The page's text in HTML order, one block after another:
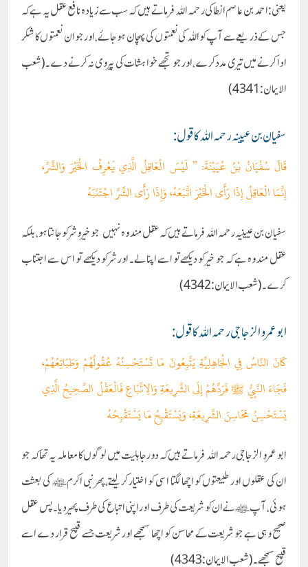
یعنی :احمد بن عاصم انطاکی رحمہ اللہ فرماتے ہیں کہ سب سے زیادہ نافع عقل یہ ہے کہ
جس کے ذریعےسے آپ کو اللہ کی نعمتوں کی پہچان ہوجائے،اور جو ان نعمتوں کا شکر
ادا کرنے میں تیری مدد کر ے،اورجو تجھے خواہشات کی پیروی نہ کرنے دے۔(شعب
الایمان:4341)
سفیان بن عیینہ رحمہ اللہ کا قول:
قَالَ سُفْيَانُ بْنُ عُيَيْنَةَ: ” لَيْسَ الْعَاقِلُ الَّذِي يَعْرِفُ الْخَيْرَ وَالشَّرَّ،
إِنَّمَا الْعَاقِلُ إِذَا رَأَى الْخَيْرَ اتَّبَعَهُ، وَإِذَا رَأَى الشَّرَّ اجْتَنَبَهُ
سفیان بن عیینیہ رحمہ اللہ فرماتے ہیں کہ عقل مند وہ نہیں جو خیر و شر کو جانتا ہو، بلکہ
عقل مند وہ ہے کہ جو خیر کو دیکھےتو اسے اپنالے۔ اور شر کو دیکھے تو اس سے اجتناب
کرے۔(شعب الایمان:4342)
ابوعمرو الزجاجی رحمہ اللہ کا قول:
كَانَ النَّاسُ فِي الْجَاهِلِيَّةِ يَتَّبِعُونَ مَا تَسْتَحْسِنُهُ عُقُولُهُمْ وَطَبَائِعُهُمْ،
فَجَاءَ النَّبِيُّ ﷺ فَرَدَّهُمْ إِلَى الشَّرِيعَةِ وَالِاتِّبَاعِ فَالْعَقْلُ الصَّحِيحُ الَّذِي
يَسْتَحْسِنُ مَحَاسِنَ الشَّرِيعَةِ، وَيَسْتَقْبِحُ مَا يَسْتَقْبِحُهُ
ابوعمرو الزجاجی رحمہ اللہ فرماتے ہیں کہ دور جاہلیت میں لوگوں کا معاملہ یہ تھا کہ جو
ان کی عقلوں اور طبیعتوں کو اچھا لگتا اسی کو اختیار کرلیتے،پھر نبی اکرمﷺ کی بعثت
ہوئی، آپ ﷺنے ان کو شریعت کی طرف اور اپنی اتباع کی طرف پھیر دیا۔پس عقل
صحیح وہی ہے جو شریعت کے محاسن کو اچھا سمجھے اور شریعت جسے قبیح قرار دے اسے
قبیح سمجھے۔(شعب الایمان:4343)